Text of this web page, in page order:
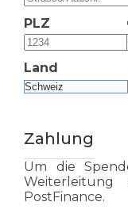
PLZ
Land
Zahlung
Um die
PostFinance.